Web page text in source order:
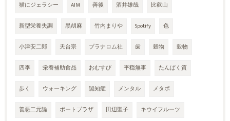
猫にジェラシー AIM 善後 酒井雄哉 比叡山
新型栄養失調 黒胡麻 竹内まりや Spotify 色
小津安二郎 天台宗 プラナロム社 歯 穀物 穀物
四季 栄養補助食品 おむすび 平穏無事 たんぱく質
歩く ウォーキング 認知症 メンタル メタボ
善悪二元論 ポートプラザ 田辺聖子 キウイフルーツ